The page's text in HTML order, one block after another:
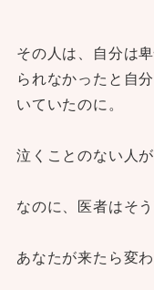
その人は、自分は
られなかったと自
いていたのに。
泣くことのない人
なのに、医者はそう
あなたが来たら変